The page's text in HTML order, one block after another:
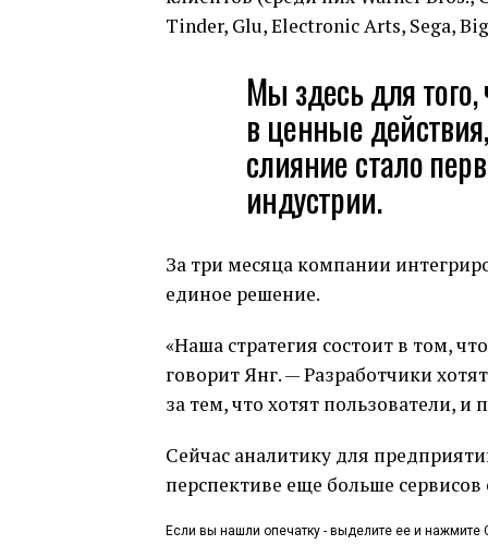
Tinder, Glu, Electronic Arts, Sega,
Мы здесь для
в ценные
слияние стало
индустрии.
За три месяца компании
единое решение.
«Наша стратегия состоит в том,
говорит Янг. — Разработчики
за тем, что хотят пользователи, и
Сейчас аналитику для
перспективе еще больше
Если вы нашли опечатку - выделите ее и